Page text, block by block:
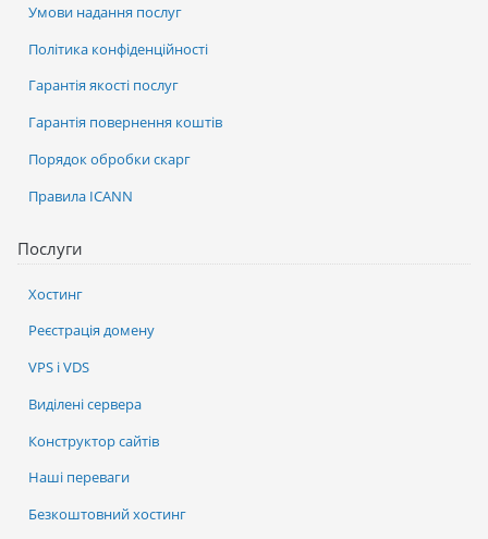
Послуги
Хостинг
Реєстрація домену
VPS і VDS
Виділені сервера
Конструктор сайтів
Наші переваги
Безкоштовний хостинг
Умови надання послуг
Політика конфіденційності
Гарантія якості послуг
Гарантія повернення коштів
Порядок обробки скарг
Правила ICANN